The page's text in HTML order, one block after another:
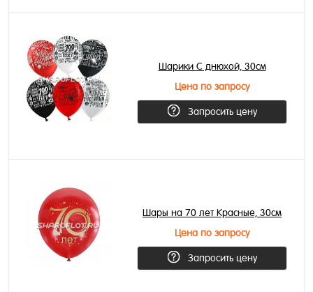
Шарики С днюхой, 30см
Цена по запросу
Запросить цену
Шары на 70 лет Красные, 30см
Цена по запросу
Запросить цену